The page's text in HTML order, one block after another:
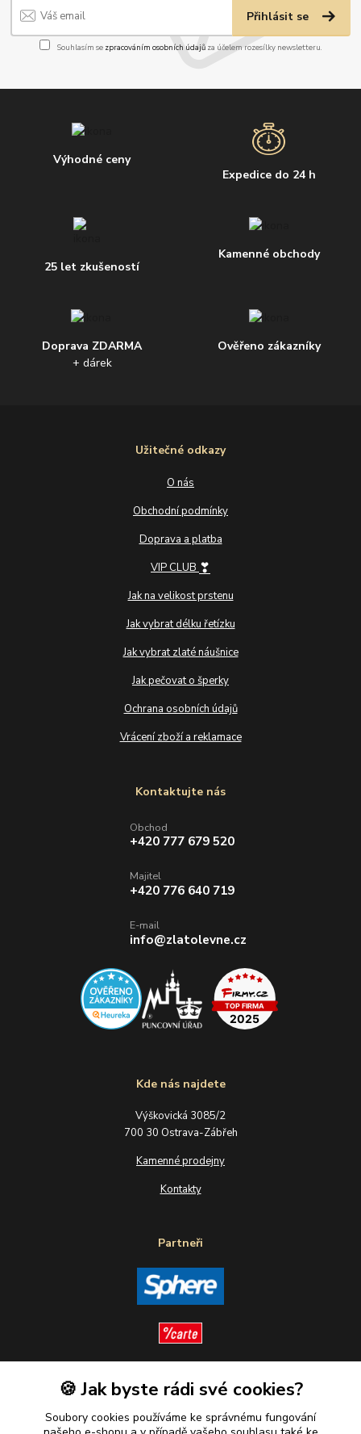
Přihlásit se
Souhlasím se zpracováním osobních údajůza účelem rozesílky newsletteru.
Výhodné ceny
Expedice do 24 h
25 let zkušeností
Kamenné obchody
Doprava ZDARMA
+ dárek
Ověřeno zákazníky
Užitečné odkazy
O nás
Obchodní podmínky
Doprava a platba
VIP CLUB ❣
Jak na velikost prstenu
Jak vybrat délku řetízku
Jak vybrat zlaté náušnice
Jak pečovat o šperky
Ochrana osobních údajů
Vrácení zboží a reklamace
Kde nás najdete
Výškovická 3085/2
700 30 Ostrava-Zábřeh
Kamenné prodejny
Kontakty
Partneři
Sledujte nás
Kontaktujte nás
Obchod
+420 777 679 520
Majitel
+420 776 640 719
E-mail
info@zlatolevne.cz
🍪 Jak byste rádi své cookies?
Soubory cookies používáme ke správnému fungování